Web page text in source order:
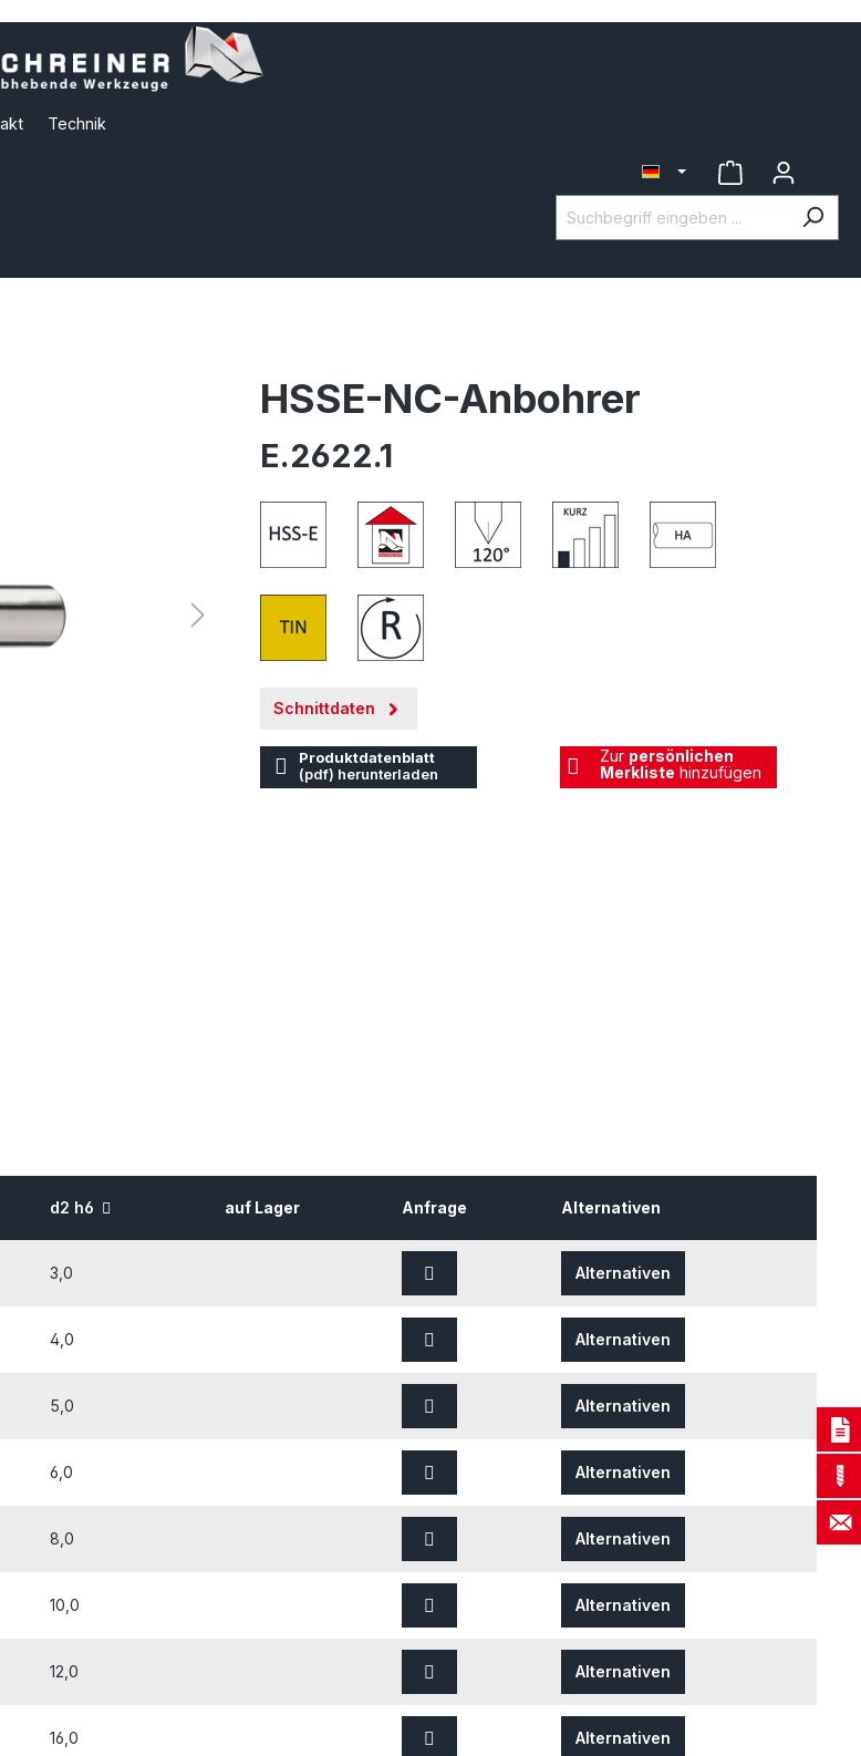
Technik
HSSE-NC-Anbohrer
E.2622.1
Schnittdaten
Produktdatenblatt
(pdf) herunterladen
Zur persönlichen
Merkliste hinzufügen
d2 h6 auf Lager Anfrage Alternativen
3,0 Alternativen
4,0 Alternativen
5,0 Alternativen
6,0 Alternativen
8,0 Alternativen
10,0 Alternativen
12,0 Alternativen
16,0 Alternativen